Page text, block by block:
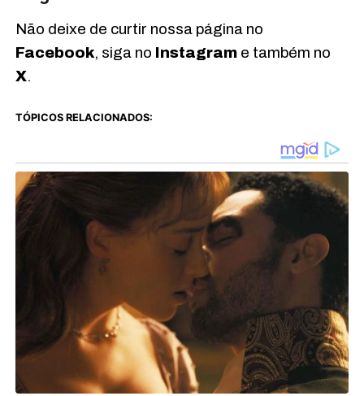
Não deixe de curtir nossa página no
Facebook, siga no Instagrame também no
X.
TÓPICOS RELACIONADOS: